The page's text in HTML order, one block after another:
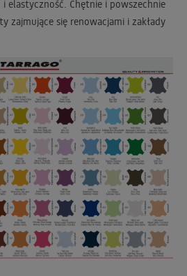
elastyczność. Chętnie i powszechnie
zajmujące się renowacjami i zakłady